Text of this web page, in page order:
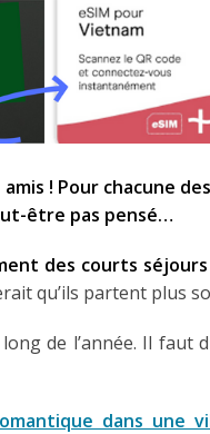
! Pour chacune
être pas pensé…
des courts séjours
qu’ils partent plus
de l’année. Il faut
dans une